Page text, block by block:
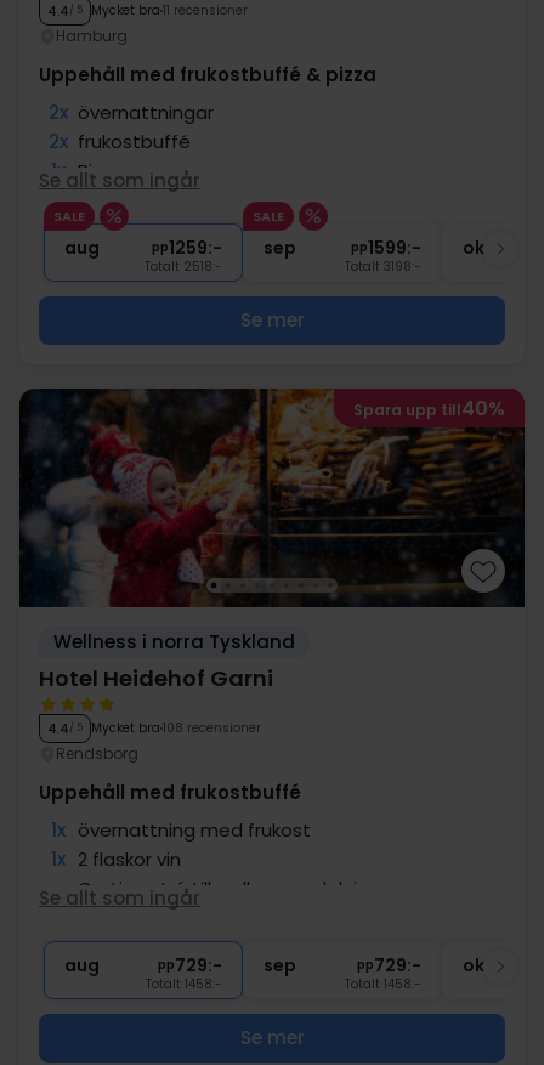
4.4/ 5 Mycket bra 11 recensioner
Hamburg
Uppehåll med frukostbuffé & pizza
2x övernattningar
2x frukostbuffé
1x Pizza
2x Tillgång till gym
1x 1 välkomstdrink
Se allt som ingår
SALE
aug pp1259:-
Totalt 2518:-
SALE
sep pp1599:-
Totalt 3198:-
okt
Se mer
Spara upp till40%
Wellness i norra Tyskland
Hotel Heidehof Garni
4.4/ 5 Mycket bra 108 recensioner
Rendsborg
Uppehåll med frukostbuffé
1x övernattning med frukost
1x 2 flaskor vin
∞
Gratis entré till wellnessavdelning
biljard- & bordtennishall användning
1x 1 flaska mineralvatten
Se allt som ingår
aug pp729:-
Totalt 1458:-
sep pp729:-
Totalt 1458:-
okt
Se mer